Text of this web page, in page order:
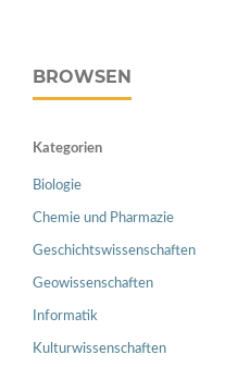
BROWSEN
Kategorien
Biologie
Chemie und Pharmazie
Geschichtswissenschaften
Geowissenschaften
Informatik
Kulturwissenschaften